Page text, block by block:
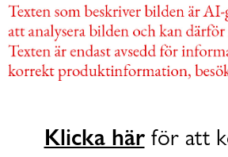
Klicka härför att